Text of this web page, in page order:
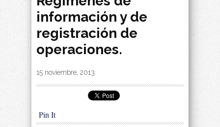
información y de
registración de
operaciones.
By|
15 noviembre, 2013
Pin It